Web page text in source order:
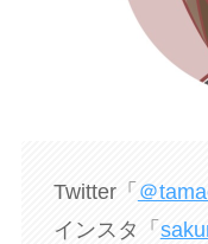
Twitter「 ＠
インスタ「